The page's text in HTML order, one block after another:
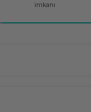
imkanı